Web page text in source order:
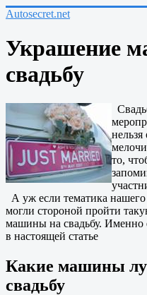
Autosecret.net
Украшение
свадьбу
то,
А уж если тематика
могли стороной пройти
машины на свадьбу. Именно
в настоящей статье
Какие машины
свадьбу